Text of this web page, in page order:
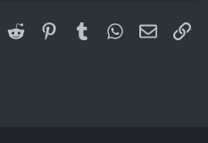
Reddit Pinterest
Tumblr WhatsApp